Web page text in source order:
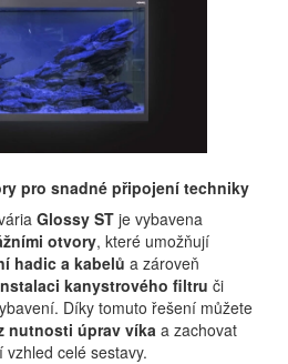
pro snadné připojení techniky
Glossy ST je vybavena
otvory, které umožňují
hadic a kabelů a zároveň
kanystrového filtru či
Díky tomuto řešení můžete
nutnosti úprav víka a zachovat
celé sestavy.